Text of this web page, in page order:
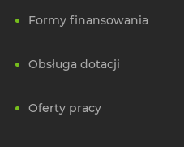
Formy finansowania
Obsługa dotacji
Oferty pracy